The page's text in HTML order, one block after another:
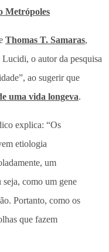
Metrópoles
Thomas T. Samaras,
o autor da pesquisa
ao sugerir que
uma vida longeva.
explica: “Os
etiologia
um
seja, como um gene
Portanto, como os
que fazem